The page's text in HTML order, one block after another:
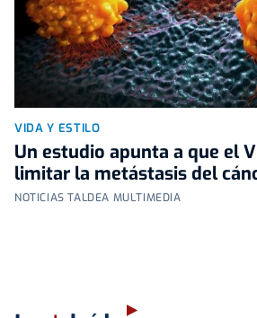
VIDA Y ESTILO
Un estudio apunta a que el
limitar la metástasis del
NOTICIAS TALDEA MULTIMEDIA